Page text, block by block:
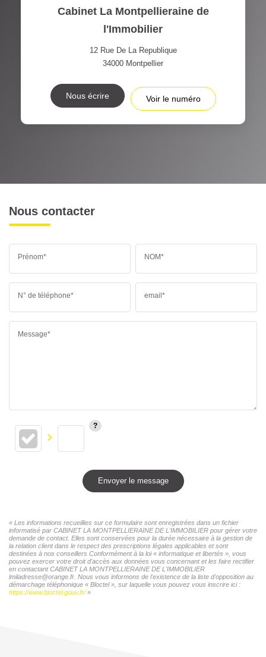
Cabinet La Montpellieraine de
l'Immobilier
12 Rue De La Republique
34000 Montpellier
Nous écrire Voir le numéro
Nous contacter
Prénom* NOM*
N° de téléphone* email*
Message*
Envoyer le message
« Les informations recueillies sur ce formulaire sont enregistrées dans un fichier
informatisé par CABINET LA MONTPELLIERAINE DE L'IMMOBILIER pour gérer votre
demande de contact. Elles sont conservées pour la durée nécessaire à la gestion de
la relation client dans le respect des prescriptions légales applicables et sont
destinées à nos conseillers Conformément à la loi « informatique et libertés », vous
pouvez exercer votre droit d'accès aux données vous concernant et les faire rectifier
en contactant CABINET LA MONTPELLIERAINE DE L'IMMOBILIER
lmiladresse@orange.fr. Nous vous informons de l'existence de la liste d'opposition au
démarchage téléphonique « Bloctel », sur laquelle vous pouvez vous inscrire ici :
https://www.bloctel.gouv.fr/»